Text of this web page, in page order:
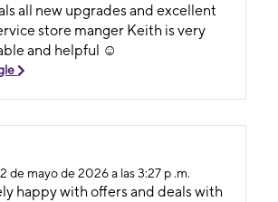
all new upgrades and excellent
store manger Keith is very
and helpful ☺️
2 de mayo de 2026 a las 3:27 p .m.
happy with offers and deals with